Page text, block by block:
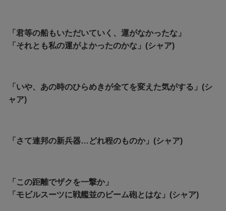
「君等の船もいただいていく、運がなかったな」
「それとも私の運がよかったのかな」(シャア)
「いや、あの時のひらめきが全てを変えた気がする」(シ
ャア)
「さて連邦の新兵器…どれ程のものか」(シャア)
「この距離でザクを一撃か」
「モビルスーツに戦艦並のビーム砲とはな」(シャア)